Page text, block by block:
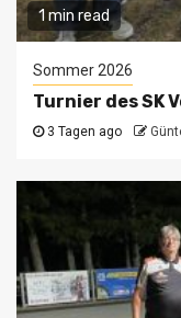
1 min read
Sommer 2026
Turnier des SK
3 Tagen ago